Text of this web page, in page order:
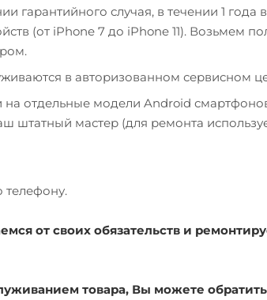
гарантийного случая, в течении 1 года
(от iPhone 7 до iPhone 11). Возьмем
в авторизованном сервисном
на отдельные модели Android
штатный мастер (для ремонта
от своих обязательств и
товара, Вы можете